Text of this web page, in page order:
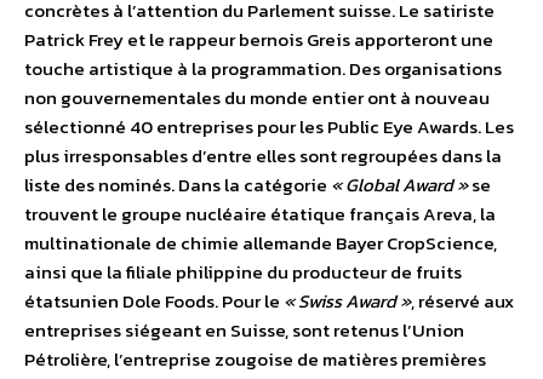
concrètes à l’attention du Parlement suisse. Le satiriste
Patrick Frey et le rappeur bernois Greis apporteront une
touche artistique à la programmation. Des organisations
non gouvernementales du monde entier ont à nouveau
sélectionné 40 entreprises pour les Public Eye Awards. Les
plus irresponsables d’entre elles sont regroupées dans la
liste des nominés. Dans la catégorie « Global Award »se
trouvent le groupe nucléaire étatique français Areva, la
multinationale de chimie allemande Bayer CropScience,
ainsi que la filiale philippine du producteur de fruits
étatsunien Dole Foods. Pour le « Swiss Award », réservé aux
entreprises siégeant en Suisse, sont retenus l’Union
Pétrolière, l’entreprise zougoise de matières premières